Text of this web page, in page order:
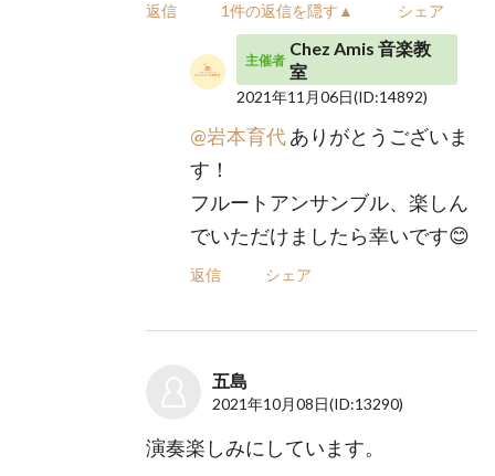
返信 1件の返信を隠す▲ シェア
主催者
Chez Amis 音楽教
室
2021年11月06日(ID:14892)
@岩本育代ありがとうございま
す！
フルートアンサンブル、楽しん
でいただけましたら幸いです😊
返信 シェア
五島
2021年10月08日(ID:13290)
演奏楽しみにしています。